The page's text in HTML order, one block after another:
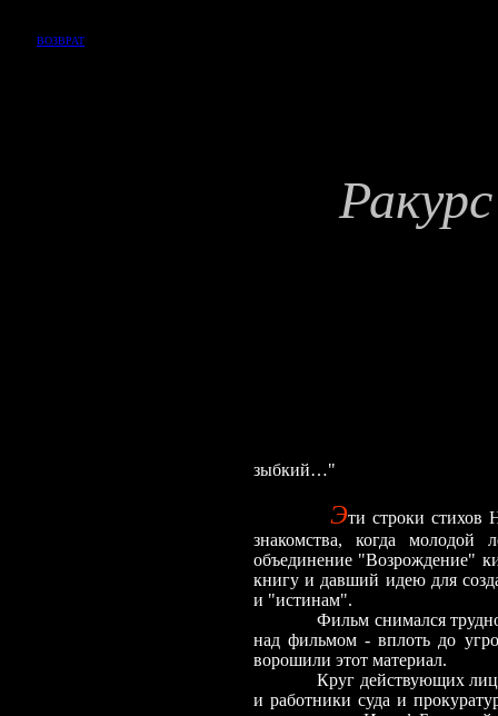
ВОЗВРАТ
Р
зыбкий…"
Эти строки стихов
знакомства, когда
объединение "Возрождение"
книгу и давший идею для
и "истинам".
Фильм снимался
над фильмом -вплоть до
ворошили этот материал.
Круг действующих
и работники суда и